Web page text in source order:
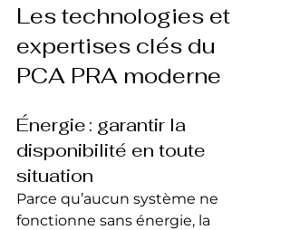
Les technologies et
expertises clés du
PCA PRA moderne
Énergie : garantir la
disponibilité en toute
situation
Parce qu’aucun système ne
fonctionne sans énergie, la